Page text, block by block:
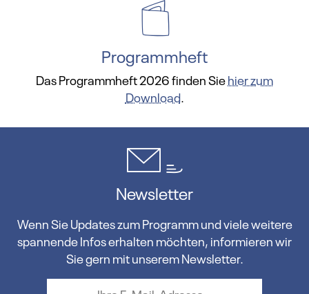
Programmheft
Das Programmheft 2026 finden Siehier zum
Download.
Newsletter
Wenn Sie Updates zum Programm und viele weitere
spannende Infos erhalten möchten, informieren wir
Sie gern mit unserem Newsletter.